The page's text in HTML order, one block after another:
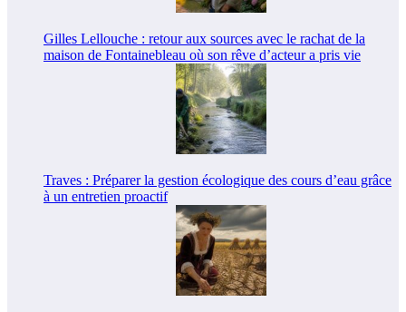
Gilles Lellouche : retour aux sources avec le rachat de la
maison de Fontainebleau où son rêve d’acteur a pris vie
Traves : Préparer la gestion écologique des cours d’eau grâce
à un entretien proactif